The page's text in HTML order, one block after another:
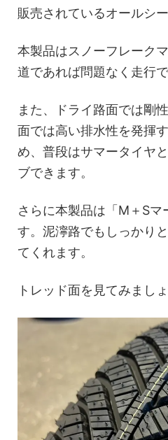
販売されているオールシ
本製品はスノーフレーク
道であれば問題なく走行で
また、ドライ路面では剛
面では高い排水性を発揮
め、普段はサマータイヤ
ブできます。
さらに本製品は「M＋Sマ
す。泥濘路でもしっかり
てくれます。
トレッド面を見てみましょ